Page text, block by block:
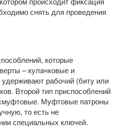
снять для проведения
которые
– кулачковые и
рабочий (биту или
Второй тип приспособлений
Муфтовые патроны
то есть не
специальных ключей.